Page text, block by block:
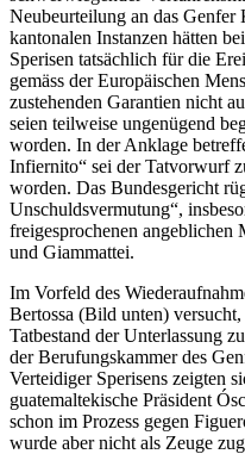
Neubeurteilung an das
kantonalen Instanzen hätten
Sperisen tatsächlich für die
gemäss der Europäischen
zustehenden Garantien nicht
seien teilweise ungenügend
worden. In der Anklage
Infiernito“ sei der Tatvorwurf
worden. Das Bundesgericht
Unschuldsvermutung“,
freigesprochenen
und Giammattei.
Im Vorfeld des
Bertossa (Bild unten)
Tatbestand der Unterlassung
der Berufungskammer des
Verteidiger Sperisens zeigten
guatemaltekische Präsident
schon im Prozess gegen
wurde aber nicht als Zeuge